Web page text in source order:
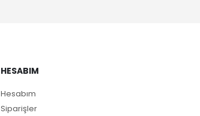
HESABIM
Hesabım
Siparişler